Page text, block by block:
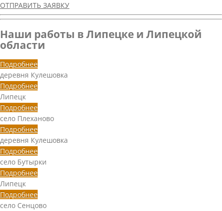
ОТПРАВИТЬ ЗАЯВКУ
Наши работы в Липецке и Липецкой
области
Подробнее
деревня Кулешовка
Подробнее
Липецк
Подробнее
село Плеханово
Подробнее
деревня Кулешовка
Подробнее
село Бутырки
Подробнее
Липецк
Подробнее
село Сенцово